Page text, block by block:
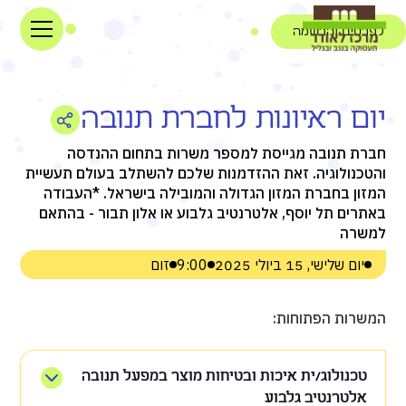
לפרטים והרשמה
יום ראיונות לחברת תנובה
חברת תנובה מגייסת למספר משרות בתחום ההנדסה
והטכנולוגיה. זאת ההזדמנות שלכם להשתלב בעולם תעשיית
המזון בחברת המזון הגדולה והמובילה בישראל. *העבודה
באתרים תל יוסף, אלטרנטיב גלבוע או אלון תבור - בהתאם
למשרה
יום שלישי, 15 ביולי 2025
9:00 זום
המשרות הפתוחות:
טכנולוג/ית איכות ובטיחות מוצר במפעל תנובה
אלטרנטיב גלבוע